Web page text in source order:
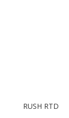
RUSH RTD